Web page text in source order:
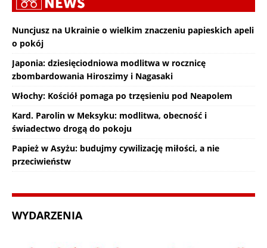
Nuncjusz na Ukrainie o wielkim znaczeniu papieskich apeli
o pokój
Japonia: dziesięciodniowa modlitwa w rocznicę
zbombardowania Hiroszimy i Nagasaki
Włochy: Kościół pomaga po trzęsieniu pod Neapolem
Kard. Parolin w Meksyku: modlitwa, obecność i
świadectwo drogą do pokoju
Papież w Asyżu: budujmy cywilizację miłości, a nie
przeciwieństw
WYDARZENIA